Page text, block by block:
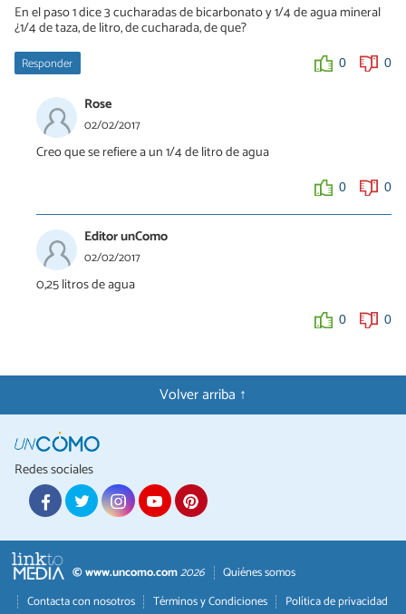
En el paso 1 dice 3 cucharadas de bicarbonato y 1/4 de agua mineral
¿1/4 de taza, de litro, de cucharada, de que?
Responder 0 0
Rose
02/02/2017
Creo que se refiere a un 1/4 de litro de agua
0 0
Editor unComo
02/02/2017
0,25 litros de agua
0 0
Volver arriba ↑
Redes sociales
© www.uncomo.com2026
Quiénes somos
Contacta con nosotros
Términos y Condiciones Política de privacidad